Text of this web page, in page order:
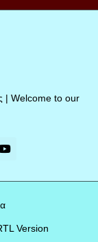
| Welcome to our
Version